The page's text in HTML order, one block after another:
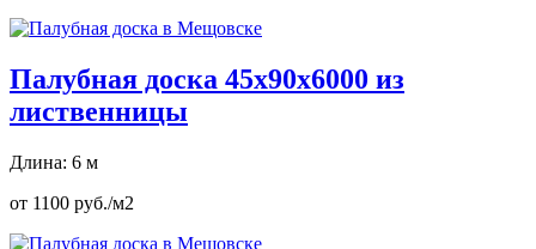
Палубная доска 45х90х6000 из
лиственницы
Длина: 6 м
от 1100 руб./м2